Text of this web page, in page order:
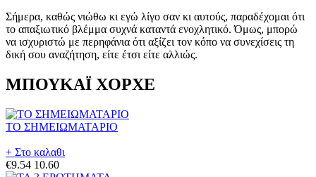
Σήμερα, καθώς νιώθω κι εγώ λίγο σαν κι αυτούς, παραδέχομαι ότι
το απαξιωτικό βλέμμα συχνά καταντά ενοχλητικό. Όμως, μπορώ
να ισχυριστώ με περηφάνια ότι αξίζει τον κόπο να συνεχίσεις τη
δική σου αναζήτηση, είτε έτσι είτε αλλιώς.
ΜΠΟΥΚΑΪ ΧΟΡΧΕ
ΤΟ ΣΗΜΕΙΩΜΑΤΑΡΙΟ
+ Στο καλαθι
€9.54 10.60